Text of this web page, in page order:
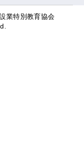
業特別教育協会